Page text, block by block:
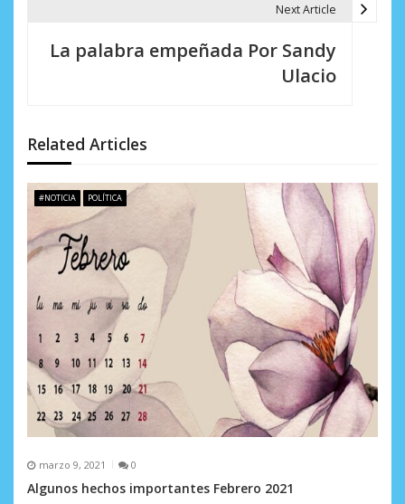
e
e
t
a
d
a
Next Article
La palabra empeñada Por Sandy
Ulacio
Related Articles
#NOTICIA POLÍTICA
marzo 9, 2021 0
Algunos hechos importantes Febrero 2021